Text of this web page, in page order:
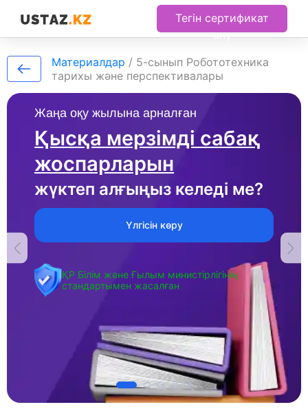
Тегін сертификат
алу
Жаңа оқу жылына арналған
Қысқа мерзімді сабақ
жоспарларын
жүктеп алғыңыз келеді ме?
Үлгісін көру
ҚР Білім және Ғылым министірлігінің
стандартымен жасалған
Материалдар / 5-сынып Робототехника
тарихы және перспективалары